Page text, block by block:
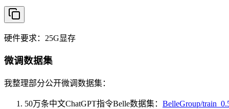
硬件要求：25G显存
微调数据集
我整理部分公开微调数据集：
50万条中文ChatGPT指令Belle数据集： BelleGroup/